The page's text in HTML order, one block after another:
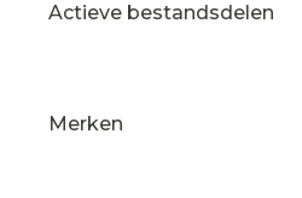
Actieve bestandsdelen
Merken